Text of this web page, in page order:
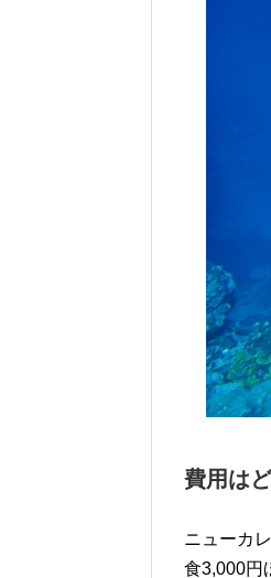
費用は
ニューカ
食3,000円